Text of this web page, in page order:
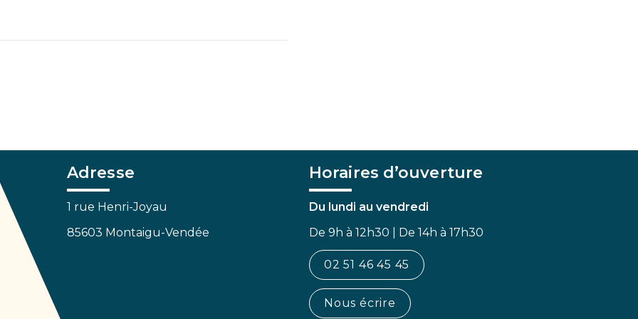
Adresse
1 rue Henri-Joyau
85603 Montaigu-Vendée
Horaires d’ouverture
Du lundi au vendredi
De 9h à 12h30 | De 14h à 17h30
02 51 46 45 45
Nous écrire